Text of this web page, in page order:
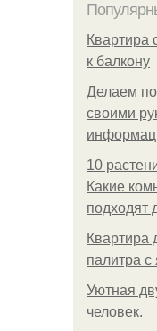
Квартира
к балкону
Делаем
своими
10
Какие
подходят
Квартира
палитра с
Уютная
человек.